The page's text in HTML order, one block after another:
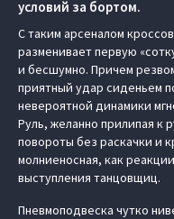
условий за бортом.
С таким арсеналом
разменивает первую
и бесшумно. Причем
приятный удар сиденьем
невероятной динамики
Руль, желанно прилипая к
повороты без раскачки и
молниеносная, как
выступления танцовщиц.
Пневмоподвеска чутко